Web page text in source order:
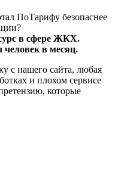
ПоТарифу безопаснее
в сфере ЖКХ.
в месяц.
с нашего сайта, любая
и плохом сервисе
которые